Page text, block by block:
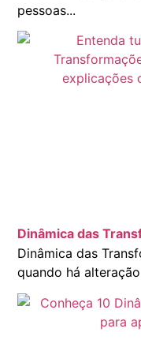
pessoas...
Dinâmica das
Dinâmica das
quando há